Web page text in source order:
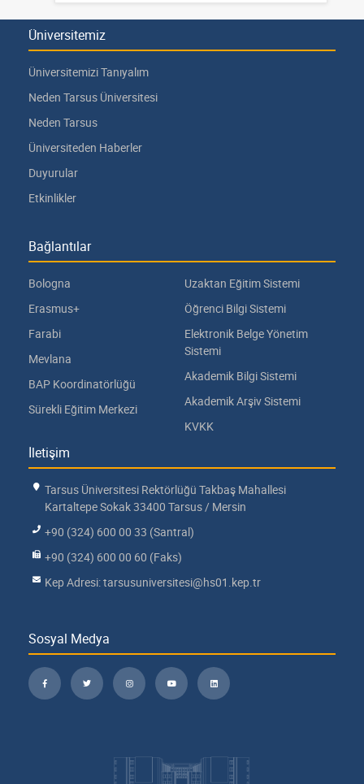
Üniversitemiz
Üniversitemizi Tanıyalım
Neden Tarsus Üniversitesi
Neden Tarsus
Üniversiteden Haberler
Duyurular
Etkinlikler
Bağlantılar
Bologna
Erasmus+
Farabi
Mevlana
BAP Koordinatörlüğü
Sürekli Eğitim Merkezi
Uzaktan Eğitim Sistemi
Öğrenci Bilgi Sistemi
Elektronik Belge Yönetim
Sistemi
Akademik Bilgi Sistemi
Akademik Arşiv Sistemi
KVKK
İletişim
Tarsus Üniversitesi Rektörlüğü Takbaş Mahallesi
Kartaltepe Sokak 33400 Tarsus / Mersin
+90 (324) 600 00 33 (Santral)
+90 (324) 600 00 60 (Faks)
Kep Adresi: tarsusuniversitesi@hs01.kep.tr
Sosyal Medya